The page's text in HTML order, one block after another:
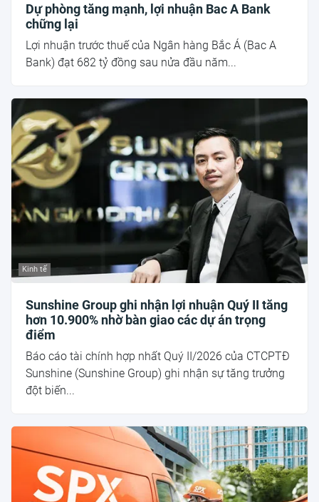
Dự phòng tăng mạnh, lợi nhuận Bac A Bank
chững lại
Lợi nhuận trước thuế của Ngân hàng Bắc Á (Bac A
Bank) đạt 682 tỷ đồng sau nửa đầu năm...
Kinh tế
Sunshine Group ghi nhận lợi nhuận Quý II tăng
hơn 10.900% nhờ bàn giao các dự án trọng
điểm
Báo cáo tài chính hợp nhất Quý II/2026 của CTCPTĐ
Sunshine (Sunshine Group) ghi nhận sự tăng trưởng
đột biến...